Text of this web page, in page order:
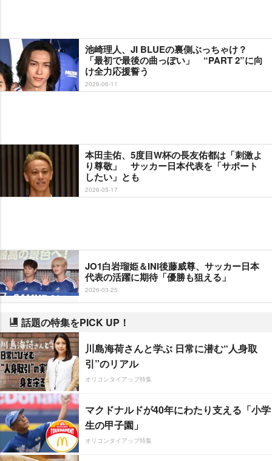
池崎理人、JI BLUEの裏側ぶっちゃけ？
「最初で最後の曲っぽい」 “PART 2”に向
け全力応援誓う
2026-06-11
本田圭佑、5度目W杯の長友佑都は「刺激よ
り尊敬」 サッカー日本代表を「サポート
したい」とも
2026-05-17
JO1白岩瑠姫＆INI後藤威尊、サッカー日本
代表の活躍に期待「優勝も狙える」
2026-03-25
話題の特集をPICK UP！
川島海荷さんと学ぶ 日常に潜む“人身取
引”のリアル
オリコンタイアップ特集
マクドナルドが40年にわたり支える「小学
生の甲子園」
オリコンタイアップ特集